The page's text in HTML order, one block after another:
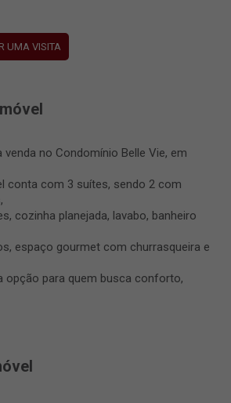
UMA VISITA
venda no Condomínio Belle Vie, em
conta com 3 suítes, sendo 2 com
cozinha planejada, lavabo, banheiro
espaço gourmet com churrasqueira e
opção para quem busca conforto,